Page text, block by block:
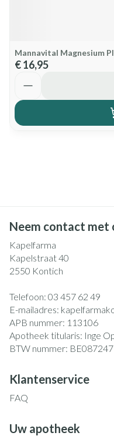
Mannavital Magnesium
€ 16,95
Neem contact met
Kapelfarma
Kapelstraat 40
2550 Kontich
Telefoon: 03 457 62 49
E-mailadres:
APB nummer: 113106
Apotheek titularis: Inge
BTW nummer:
Klantenservice
FAQ
Uw apotheek